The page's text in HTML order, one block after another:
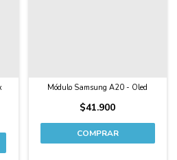
Módulo Samsung A20 - Oled
$41.900